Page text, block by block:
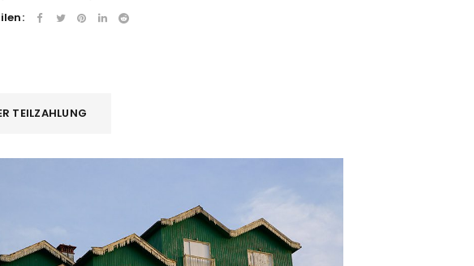
TEILZAHLUNG